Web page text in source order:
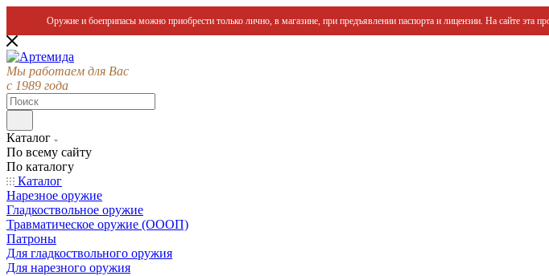
Оружие и боеприпасы можно приобрести только лично, в магазине, при предъявлении паспорта и лицензии. На сайте эта
Мы работаем для Вас
с 1989 года
Каталог
По всему сайту
По каталогу
Каталог
Нарезное оружие
Гладкоствольное оружие
Травматическое оружие (ОООП)
Патроны
Для гладкоствольного оружия
Для нарезного оружия